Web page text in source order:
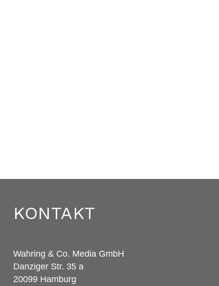
KONTAKT
Wahring & Co. Media GmbH
Danziger Str. 35 a
20099 Hamburg